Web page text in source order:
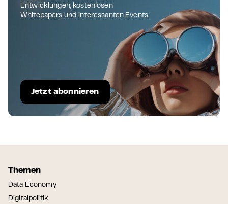
Entwicklungen, kostenlosen
Whitepapers und interessanten Events.
Jetzt abonnieren
Themen
Data Economy
Digitalpolitik